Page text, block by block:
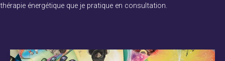
thérapie énergétique que je pratique en consultation.